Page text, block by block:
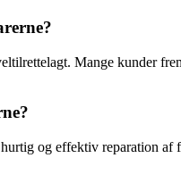
Mange kunder
og effektiv reparation